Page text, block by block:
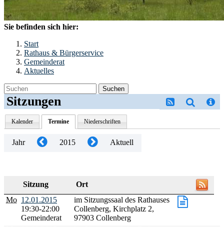
Sie befinden sich hier:
Start
Rathaus & Bürgerservice
Gemeinderat
Aktuelles
Suchen
Sitzungen
Kalender Termine Niederschriften
Jahr 2015 Aktuell
Sitzung
Ort
Mo 12.01.2015
19:30-22:00
Gemeinderat
im Sitzungssaal des Rathauses
Collenberg, Kirchplatz 2,
97903 Collenberg